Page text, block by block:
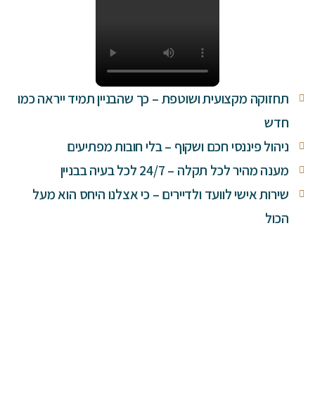
תחזוקה מקצועית ושוטפת – כך שהבניין תמיד ייראה כמו
חדש
ניהול פיננסי חכם ושקוף – בלי חובות מפתיעים
מענה מהיר לכל תקלה – 24/7 לכל בעיה בבניין
שירות אישי לוועד ולדיירים – כי אצלנו היחס הוא מעל
הכול